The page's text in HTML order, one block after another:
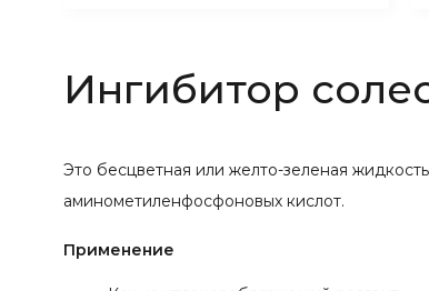
Ингибитор
Это бесцветная или желто-зеленая
аминометиленфосфоновых кислот.
Применение